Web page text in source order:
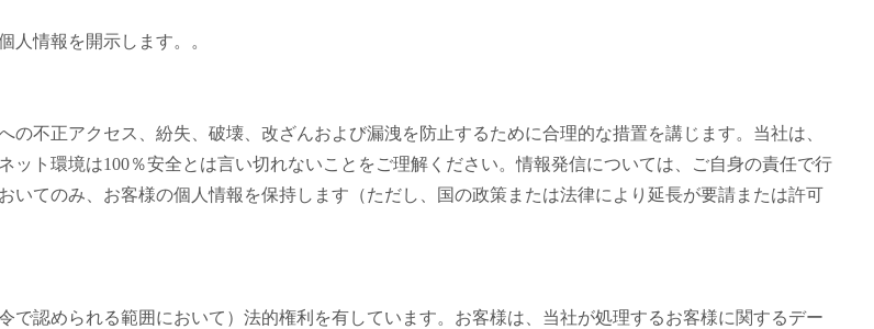
人情報を開示します。。
不正アクセス、紛失、破壊、改ざんおよび漏洩を防止するために合理的な措置を講じます。当社は、
ト環境は100％安全とは言い切れないことをご理解ください。情報発信については、ご自身の責任で行
てのみ、お客様の個人情報を保持します（ただし、国の政策または法律により延長が要請または許可
認められる範囲において）法的権利を有しています。お客様は、当社が処理するお客様に関するデー